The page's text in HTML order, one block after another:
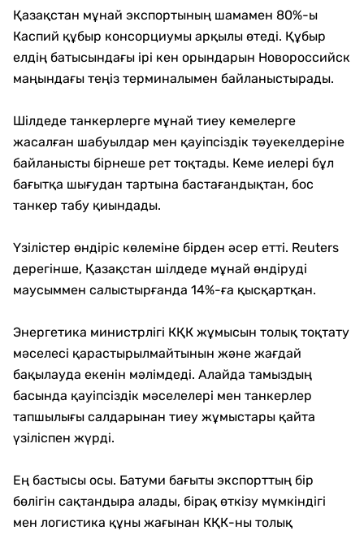
Қазақстан мұнай экспортының шамамен 80%-ы
Каспий құбыр консорциумы арқылы өтеді. Құбыр
елдің батысындағы ірі кен орындарын Новороссийск
маңындағы теңіз терминалымен байланыстырады.
Шілдеде танкерлерге мұнай тиеу кемелерге
жасалған шабуылдар мен қауіпсіздік тәуекелдеріне
байланысты бірнеше рет тоқтады. Кеме иелері бұл
бағытқа шығудан тартына бастағандықтан, бос
танкер табу қиындады.
Үзілістер өндіріс көлеміне бірден әсер етті. Reuters
дерегінше, Қазақстан шілдеде мұнай өндіруді
маусыммен салыстырғанда 14%-ға қысқартқан.
Энергетика министрлігі КҚК жұмысын толық тоқтату
мәселесі қарастырылмайтынын және жағдай
бақылауда екенін мәлімдеді. Алайда тамыздың
басында қауіпсіздік мәселелері мен танкерлер
тапшылығы салдарынан тиеу жұмыстары қайта
үзіліспен жүрді.
Ең бастысы осы. Батуми бағыты экспорттың бір
бөлігін сақтандыра алады, бірақ өткізу мүмкіндігі
мен логистика құны жағынан КҚК-ны толық